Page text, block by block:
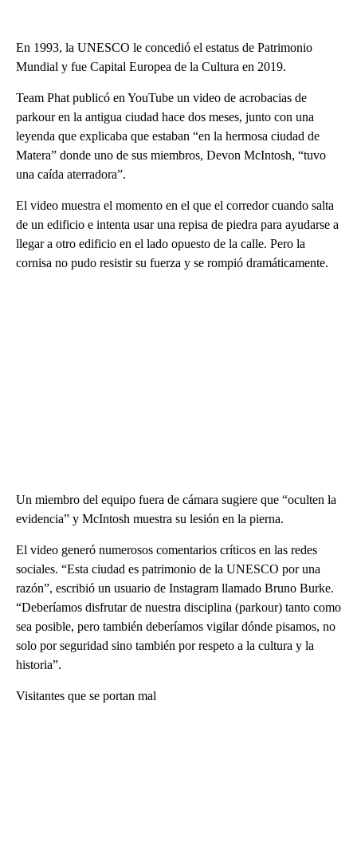
En 1993, la UNESCO le concedió el estatus de Patrimonio
Mundial y fue Capital Europea de la Cultura en 2019.
Team Phat publicó en YouTube un video de acrobacias de
parkour en la antigua ciudad hace dos meses, junto con una
leyenda que explicaba que estaban “en la hermosa ciudad de
Matera” donde uno de sus miembros, Devon McIntosh, “tuvo
una caída aterradora”.
El video muestra el momento en el que el corredor cuando salta
de un edificio e intenta usar una repisa de piedra para ayudarse a
llegar a otro edificio en el lado opuesto de la calle. Pero la
cornisa no pudo resistir su fuerza y ​​se rompió dramáticamente.
Un miembro del equipo fuera de cámara sugiere que “oculten la
evidencia” y McIntosh muestra su lesión en la pierna.
El video generó numerosos comentarios críticos en las redes
sociales. “Esta ciudad es patrimonio de la UNESCO por una
razón”, escribió un usuario de Instagram llamado Bruno Burke.
“Deberíamos disfrutar de nuestra disciplina (parkour) tanto como
sea posible, pero también deberíamos vigilar dónde pisamos, no
solo por seguridad sino también por respeto a la cultura y la
historia”.
Visitantes que se portan mal